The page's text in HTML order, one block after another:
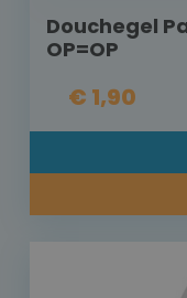
Douchegel
OP=OP
€ 1,90